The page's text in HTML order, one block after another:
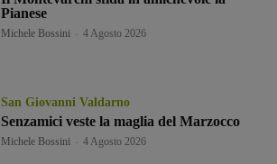
Pianese
Michele Bossini 4 Agosto 2026
San Giovanni Valdarno
Senzamici veste la maglia del Marzocco
Michele Bossini 4 Agosto 2026